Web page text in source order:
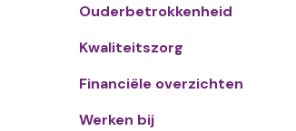
Ouderbetrokkenheid
Kwaliteitszorg
Financiële overzichten
Werken bij